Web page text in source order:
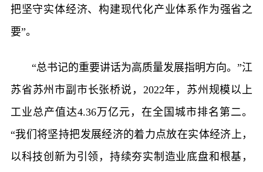
把坚守实体经济、构建现代化产业体系作为强省之
要”。
“总书记的重要讲话为高质量发展指明方向。”江
苏省苏州市副市长张桥说，2022年，苏州规模以上
工业总产值达4.36万亿元，在全国城市排名第二。
“我们将坚持把发展经济的着力点放在实体经济上，
以科技创新为引领，持续夯实制造业底盘和根基，